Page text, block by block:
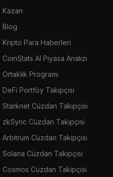
Kazan
Blog
Kripto Para Haberleri
CoinStats AI Piyasa Analizi
Ortaklık Programı
DeFi Portföy Takipçisi
Starknet Cüzdan Takipçisi
zkSync Cüzdan Takipçisi
Arbitrum Cüzdan Takipçisi
Solana Cüzdan Takipçisi
Cosmos Cüzdan Takipçisi